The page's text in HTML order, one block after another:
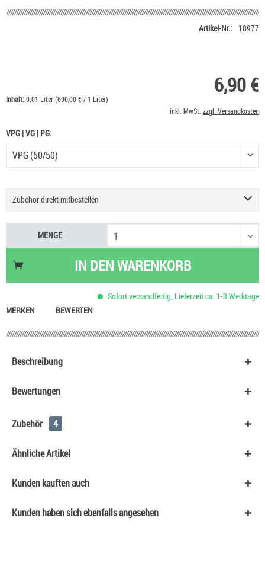
Artikel-Nr.: 18977
6,90 €
Inhalt:0.01 Liter (690,00 € / 1 Liter)
inkl. MwSt. zzgl. Versandkosten
VPG | VG | PG:
Zubehör direkt mitbestellen
Basis Liquid VPG (50/50) SC - 100 ml
53,90 €
Basis Liquid VPG (70/30) SC - 100 ml
53,90 €
Basis Liquid VPG (70/30) SC - 50 ml
MENGE
IN DENWARENKORB
Sofort versandfertig, Lieferzeit ca. 1-3 Werktage
MERKEN
BEWERTEN
Beschreibung
Bewertungen
Zubehör 4
Ähnliche Artikel
Kunden kauften auch
Kunden haben sich ebenfalls angesehen